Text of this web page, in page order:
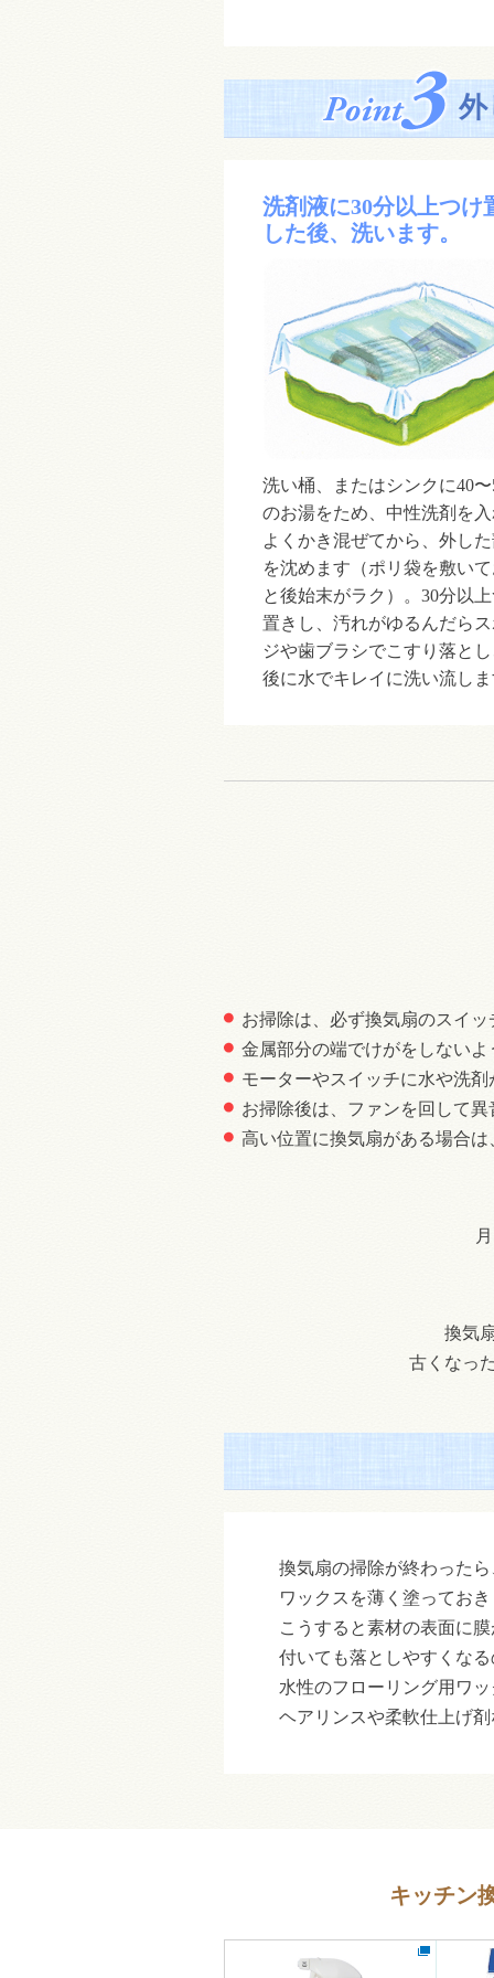
外
洗剤液に30分以上つけ
した後、洗います。
洗い桶、またはシンクに40
のお湯をため、中性洗剤を
よくかき混ぜてから、外し
を沈めます（ポリ袋を敷い
と後始末がラク）。30分以
置きし、汚れがゆるんだら
ジや歯ブラシでこすり落と
後に水でキレイに洗い流し
お掃除は、必ず換気扇のスイ
金属部分の端でけがをしない
モーターやスイッチに水や洗
お掃除後は、ファンを回して
高い位置に換気扇がある場合
換気
古くなっ
換気扇の掃除が終わった
ワックスを薄く塗ってお
こうすると素材の表面に
付いても落としやすくな
水性のフローリング用ワ
ヘアリンスや柔軟仕上げ
キッチン